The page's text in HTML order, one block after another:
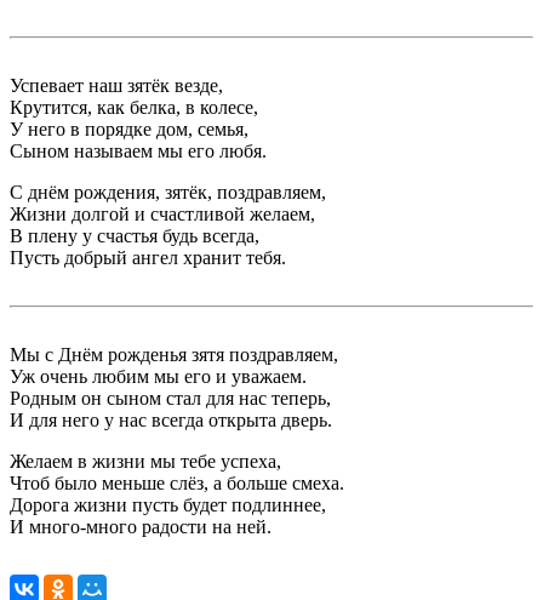
Успевает наш зятёк везде,
Крутится, как белка, в колесе,
У него в порядке дом, семья,
Сыном называем мы его любя.
С днём рождения, зятёк, поздравляем,
Жизни долгой и счастливой желаем,
В плену у счастья будь всегда,
Пусть добрый ангел хранит тебя.
Мы с Днём рожденья зятя поздравляем,
Уж очень любим мы его и уважаем.
Родным он сыном стал для нас теперь,
И для него у нас всегда открыта дверь.
Желаем в жизни мы тебе успеха,
Чтоб было меньше слёз, а больше смеха.
Дорога жизни пусть будет подлиннее,
И много-много радости на ней.